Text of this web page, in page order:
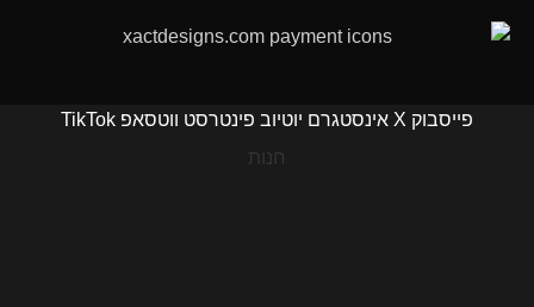
פייסבוק X אינסטגרם יוטיוב פינטרסט ווטסאפ TikTok
חנות